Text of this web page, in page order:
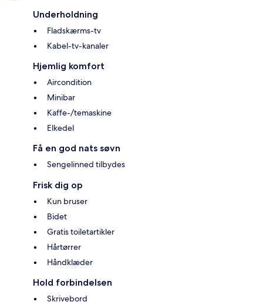
Underholdning
Fladskærms-tv
Kabel-tv-kanaler
Hjemlig komfort
Aircondition
Minibar
Kaffe-/temaskine
Elkedel
Få en god nats søvn
Sengelinned tilbydes
Frisk dig op
Kun bruser
Bidet
Gratis toiletartikler
Hårtørrer
Håndklæder
Hold forbindelsen
Skrivebord